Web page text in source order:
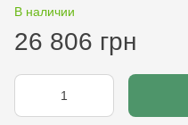
В наличии
26 806 грн